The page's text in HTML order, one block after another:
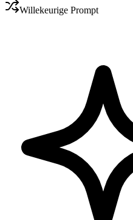
Willekeurige Prompt